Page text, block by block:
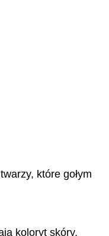
które gołym
koloryt skóry.